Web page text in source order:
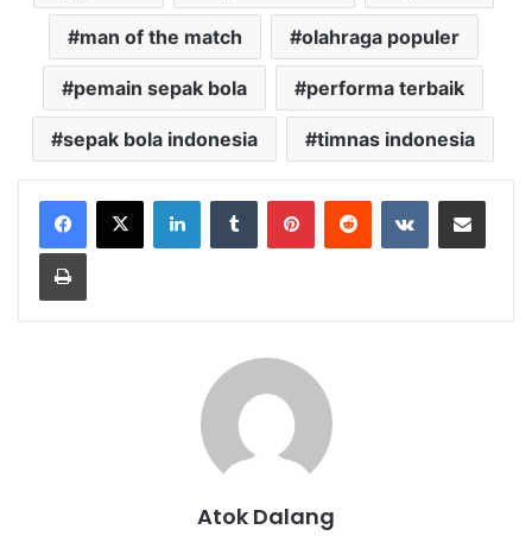
man of the match olahraga populer
pemain sepak bola performa terbaik
sepak bola indonesia timnas indonesia
LinkedInTumblr PinterestReddit VKontakteShare via Email
Print
Atok Dalang